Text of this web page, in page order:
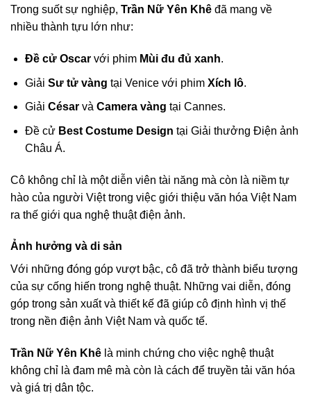
Trong suốt sự nghiệp, Trần Nữ Yên Khê đã mang về
nhiều thành tựu lớn như:
Đề cử Oscarvới phim Mùi đu đủ xanh.
Giải Sư tử vàng tại Venice với phim Xích lô.
Giải Césarvà Camera vàng tại Cannes.
Đề cử Best Costume Design tại Giải thưởng Điện ảnh
Châu Á.
Cô không chỉ là một diễn viên tài năng mà còn là niềm tự
hào của người Việt trong việc giới thiệu văn hóa Việt Nam
ra thế giới qua nghệ thuật điện ảnh.
Ảnh hưởng và di sản
Với những đóng góp vượt bậc, cô đã trở thành biểu tượng
của sự cống hiến trong nghệ thuật. Những vai diễn, đóng
góp trong sản xuất và thiết kế đã giúp cô định hình vị thế
trong nền điện ảnh Việt Nam và quốc tế.
Trần Nữ Yên Khê là minh chứng cho việc nghệ thuật
không chỉ là đam mê mà còn là cách để truyền tải văn hóa
và giá trị dân tộc.